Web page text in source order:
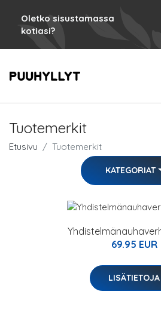
Oletko sisustamassa
kotiasi?
Tuotemerkit
Etusivu Tuotemerkit
KATEGORIAT
69.95 EUR
LISÄTIETOJA